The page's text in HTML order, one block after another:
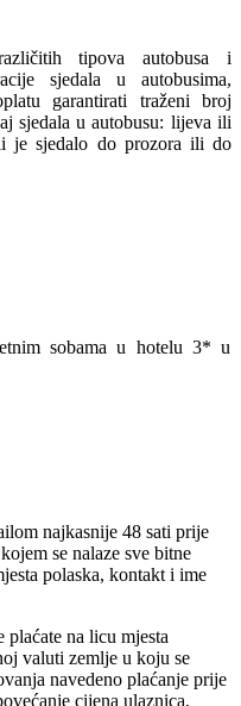
tipova autobusa i
sjedala u autobusima,
garantirati traženi broj
sjedala u autobusu: lijeva ili
je sjedalo do prozora ili do
sobama u hotelu 3* u
najkasnije 48 sati prije
se nalaze sve bitne
polaska, kontakt i ime
plaćate na licu mjesta
valuti zemlje u koju se
navedeno plaćanje prije
cijena ulaznica,